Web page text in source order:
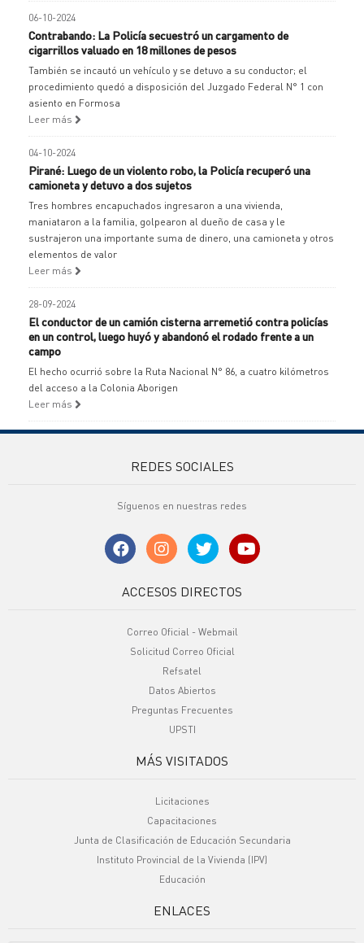
06-10-2024
Contrabando: La Policía secuestró un cargamento de
cigarrillos valuado en 18 millones de pesos
También se incautó un vehículo y se detuvo a su conductor; el
procedimiento quedó a disposición del Juzgado Federal N° 1 con
asiento en Formosa
Leer más
04-10-2024
Pirané: Luego de un violento robo, la Policía recuperó una
camioneta y detuvo a dos sujetos
Tres hombres encapuchados ingresaron a una vivienda,
maniataron a la familia, golpearon al dueño de casa y le
sustrajeron una importante suma de dinero, una camioneta y otros
elementos de valor
Leer más
28-09-2024
El conductor de un camión cisterna arremetió contra policías
en un control, luego huyó y abandonó el rodado frente a un
campo
El hecho ocurrió sobre la Ruta Nacional N° 86, a cuatro kilómetros
del acceso a la Colonia Aborigen
Leer más
REDES SOCIALES
Síguenos en nuestras redes
ACCESOS DIRECTOS
Correo Oficial - Webmail
Solicitud Correo Oficial
Refsatel
Datos Abiertos
Preguntas Frecuentes
UPSTI
MÁS VISITADOS
Licitaciones
Capacitaciones
Junta de Clasificación de Educación Secundaria
Instituto Provincial de la Vivienda (IPV)
Educación
ENLACES